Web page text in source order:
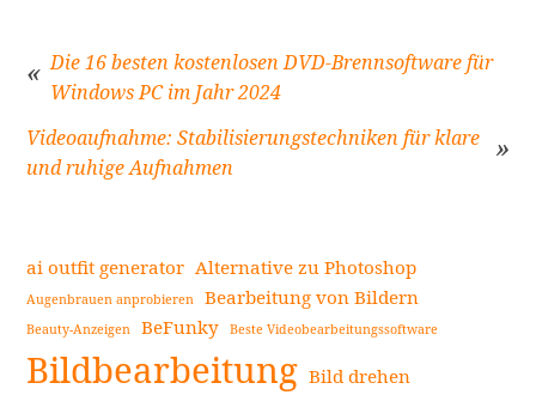
Beitragsnavigation
Die 16 besten kostenlosen DVD-Brennsoftware für
Windows PC im Jahr 2024
Videoaufnahme: Stabilisierungstechniken für klare
und ruhige Aufnahmen
Seitenleiste
ai outfit generator Alternative zu Photoshop
Augenbrauen anprobieren Bearbeitung von Bildern
Beauty-Anzeigen BeFunky Beste Videobearbeitungssoftware
Bildbearbeitung Bild drehen